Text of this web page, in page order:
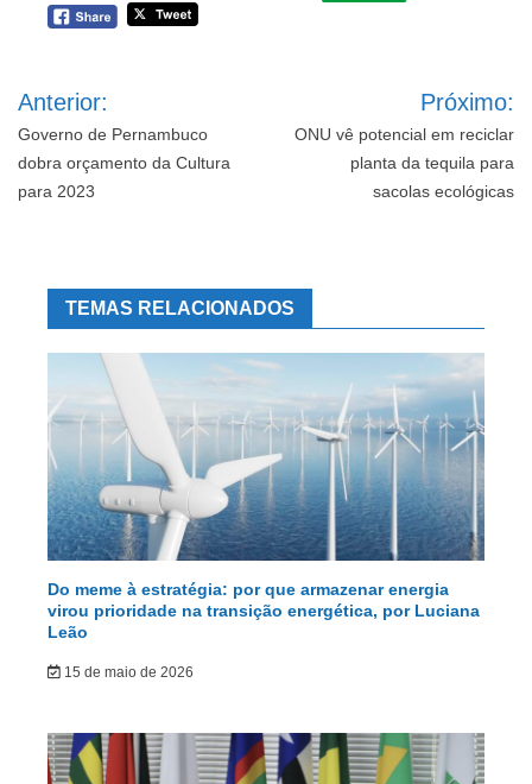
de
Post
Anterior:
Governo de Pernambuco
dobra orçamento da Cultura
para 2023
Próximo:
ONU vê potencial em reciclar
planta da tequila para
sacolas ecológicas
TEMAS RELACIONADOS
Do meme à estratégia: por que armazenar energia
virou prioridade na transição energética, por Luciana
Leão
15 de maio de 2026